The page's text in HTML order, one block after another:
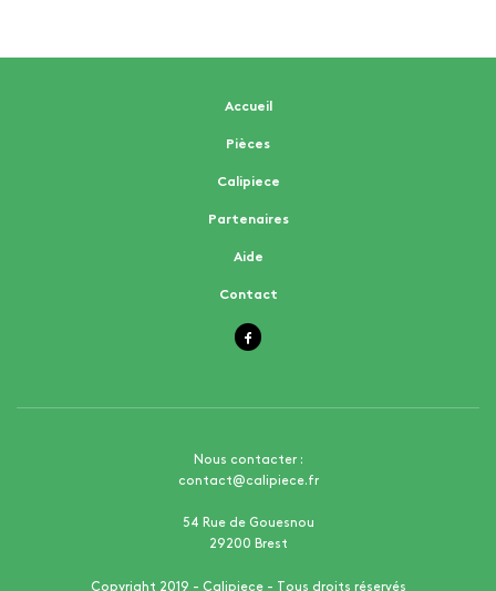
Accueil
Pièces
Calipiece
Partenaires
Aide
Contact
Nous contacter :
contact@calipiece.fr
54 Rue de Gouesnou
29200 Brest
Copyright 2019 - Calipiece - Tous droits réservés